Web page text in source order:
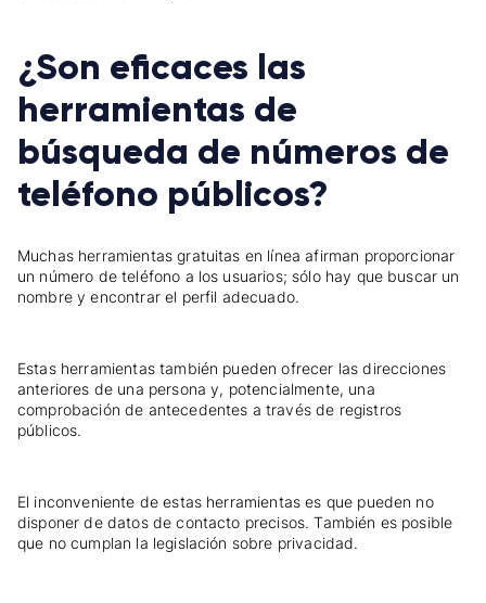
¿Son eficaces las
herramientas de
búsqueda de números de
teléfono públicos?
Muchas herramientas gratuitas en línea afirman proporcionar
un número de teléfono a los usuarios; sólo hay que buscar un
nombre y encontrar el perfil adecuado.
Estas herramientas también pueden ofrecer las direcciones
anteriores de una persona y, potencialmente, una
comprobación de antecedentes a través de registros
públicos.
El inconveniente de estas herramientas es que pueden no
disponer de datos de contacto precisos. También es posible
que no cumplan la legislación sobre privacidad.